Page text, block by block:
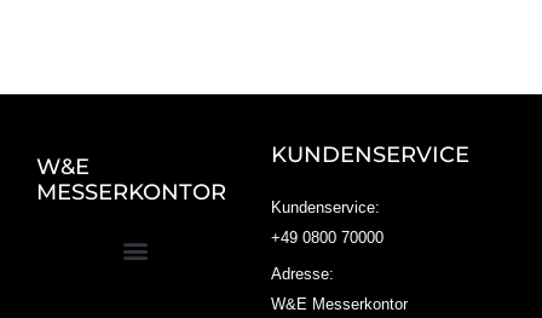
W&E
MESSERKONTOR
KUNDENSERVICE
Kundenservice:
+49 0800 70000
Adresse:
W&E Messerkontor